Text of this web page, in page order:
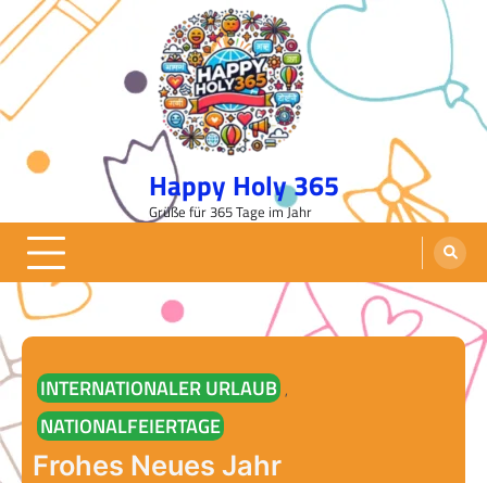
Skip
to
content
Happy Holy 365
Grüße für 365 Tage im Jahr
INTERNATIONALER URLAUB ,
NATIONALFEIERTAGE
Frohes Neues Jahr